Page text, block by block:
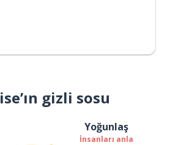
gizli sosu
Yoğunlaş
İnsanları anla